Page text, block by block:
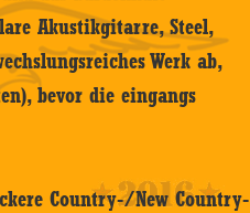
Akustikgitarre, Steel,
Werk ab,
bevor die eingangs
Country-/New Country-